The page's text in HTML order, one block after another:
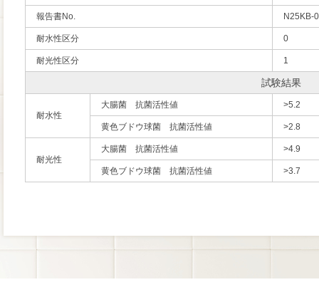
報告書No. N25KB-
耐水性区分 0
耐光性区分 1
試験結果
耐水性
大腸菌 抗菌活性値 >5.2
黄色ブドウ球菌 抗菌活性値 >2.8
耐光性
大腸菌 抗菌活性値 >4.9
黄色ブドウ球菌 抗菌活性値 >3.7